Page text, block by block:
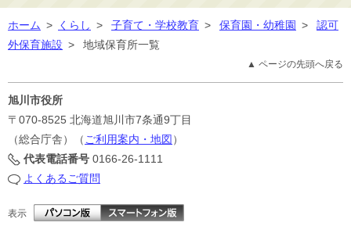
ホーム > くらし > 子育て・学校教育 > 保育園・幼稚園 >
認可
外保育施設 > 地域保育所一覧
▲ ページの先頭へ戻る
旭川市役所
〒070-8525 北海道旭川市7条通9丁目
（総合庁舎）（ ご利用案内・地図 ）
代表電話番号 0166-26-1111
よくあるご質問
表示